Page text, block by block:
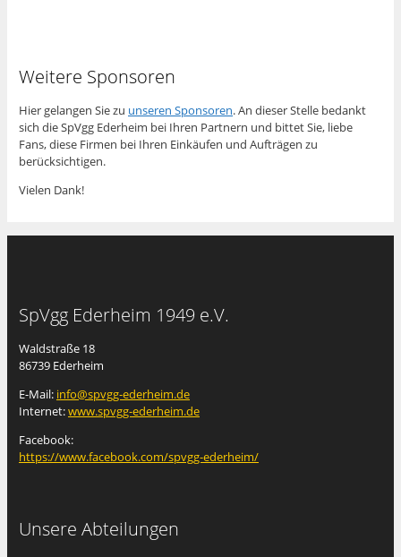
Weitere Sponsoren
Hier gelangen Sie zu unseren Sponsoren. An dieser Stelle bedankt
sich die SpVgg Ederheim bei Ihren Partnern und bittet Sie, liebe
Fans, diese Firmen bei Ihren Einkäufen und Aufträgen zu
berücksichtigen.
Vielen Dank!
SpVgg Ederheim 1949 e.V.
Waldstraße 18
86739 Ederheim
E-Mail: info@spvgg-ederheim.de
Internet:www.spvgg-ederheim.de
Facebook:
https://www.facebook.com/spvgg-ederheim/
Unsere Abteilungen